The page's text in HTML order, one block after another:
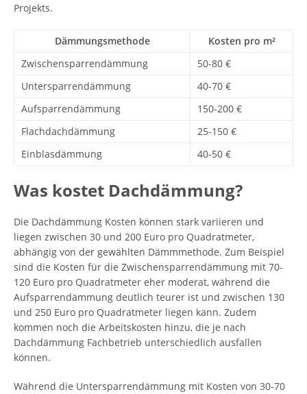
Projekts.
Dämmungsmethode
Kosten pro m²
Zwischensparrendämmung
50-80 €
Untersparrendämmung
40-70 €
Aufsparrendämmung
150-200 €
Flachdachdämmung
25-150 €
Einblasdämmung
40-50 €
Was kostet Dachdämmung?
Die Dachdämmung Kosten können stark variieren und
liegen zwischen 30 und 200 Euro pro Quadratmeter,
abhängig von der gewählten Dämmmethode. Zum Beispiel
sind die Kosten für die Zwischensparrendämmung mit 70-
120 Euro pro Quadratmeter eher moderat, während die
Aufsparrendämmung deutlich teurer ist und zwischen 130
und 250 Euro pro Quadratmeter liegen kann. Zudem
kommen noch die Arbeitskosten hinzu, die je nach
Dachdämmung Fachbetrieb unterschiedlich ausfallen
können.
Während die Untersparrendämmung mit Kosten von 30-70